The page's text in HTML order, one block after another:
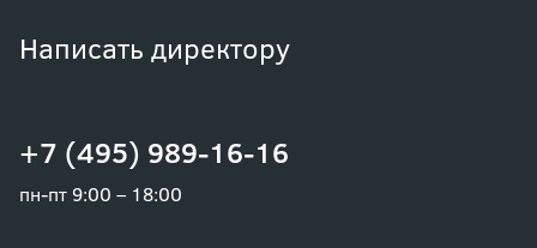
+7 (495) 989-16-16
пн-пт 9:00 – 18:00
Написать директору